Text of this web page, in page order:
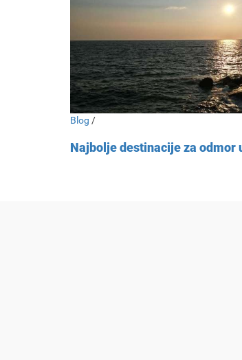
Blog /
Najbolje destinacije za odmor